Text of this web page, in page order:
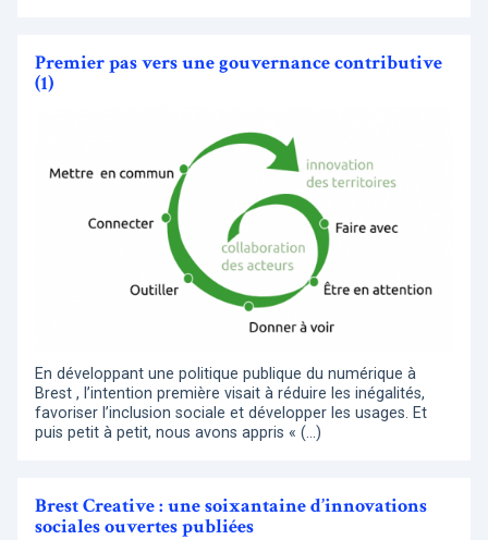
Premier pas vers une gouvernance contributive
(1)
En développant une politique publique du numérique à
Brest , l’intention première visait à réduire les inégalités,
favoriser l’inclusion sociale et développer les usages. Et
puis petit à petit, nous avons appris « (…)
Brest Creative : une soixantaine d’innovations
sociales ouvertes publiées